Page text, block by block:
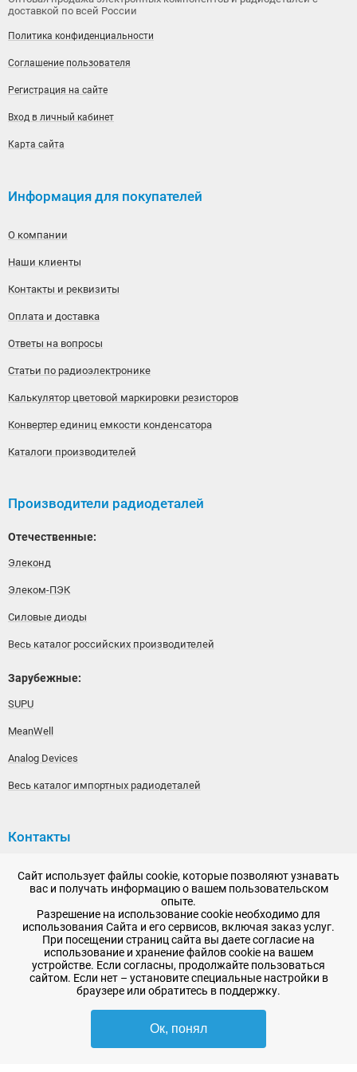
доставкой по всей России
Политика конфиденциальности
Соглашение пользователя
Регистрация на сайте
Вход в личный кабинет
Карта сайта
Информация для покупателей
О компании
Наши клиенты
Контакты и реквизиты
Оплата и доставка
Ответы на вопросы
Статьи по радиоэлектронике
Калькулятор цветовой маркировки резисторов
Конвертер единиц емкости конденсатора
Каталоги производителей
Производители радиодеталей
Отечественные:
Элеконд
Элеком-ПЭК
Силовые диоды
Весь каталог российских производителей
Зарубежные:
SUPU
MeanWell
Analog Devices
Весь каталог импортных радиодеталей
Контакты
192148, г. Санкт-Петербург, Железнодорожный проспект,
дом 36
+7 (812) 565-06-52
Время работы: пн-пт, 10:00 - 18:00
E-mail:sale@radioelementy.ru
2007 - 2026, ООО «РадиоЭлемент» © сайт носит информационный характер
Сайт использует файлы cookie, которые позволяют узнавать
вас и получать информацию о вашем пользовательском
опыте.
Разрешение на использование cookie необходимо для
использования Сайта и его сервисов, включая заказ услуг.
При посещении страниц сайта вы даете согласие на
использование и хранение файлов cookie на вашем
устройстве. Если согласны, продолжайте пользоваться
сайтом. Если нет – установите специальные настройки в
браузере или обратитесь в поддержку.
Ок, понял